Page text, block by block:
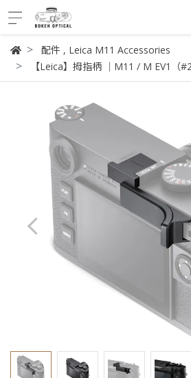
配件 , Leica M11 Accessories
【Leica】拇指柄 ｜M11 / M EV1（